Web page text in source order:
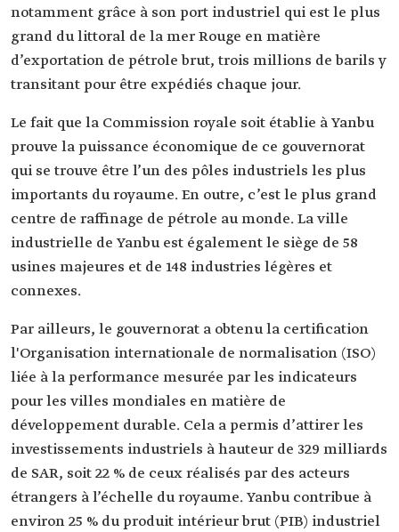
notamment grâce à son port industriel qui est le plus
grand du littoral de la mer Rouge en matière
d’exportation de pétrole brut, trois millions de barils y
transitant pour être expédiés chaque jour.
Le fait que la Commission royale soit établie à Yanbu
prouve la puissance économique de ce gouvernorat
qui se trouve être l’un des pôles industriels les plus
importants du royaume. En outre, c’est le plus grand
centre de raffinage de pétrole au monde. La ville
industrielle de Yanbu est également le siège de 58
usines majeures et de 148 industries légères et
connexes.
Par ailleurs, le gouvernorat a obtenu la certification
l'Organisation internationale de normalisation (ISO)
liée à la performance mesurée par les indicateurs
pour les villes mondiales en matière de
développement durable. Cela a permis d’attirer les
investissements industriels à hauteur de 329 milliards
de SAR, soit 22 % de ceux réalisés par des acteurs
étrangers à l’échelle du royaume. Yanbu contribue à
environ 25 % du produit intérieur brut (PIB) industriel